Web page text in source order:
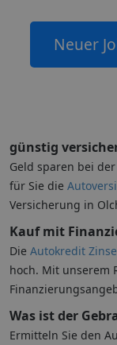
Neuer
günstig
Geld sparen bei
für Sie die
Versicherung in
Kauf mit
Die Autokredit
hoch. Mit unserem
Was ist der
Ermitteln Sie den